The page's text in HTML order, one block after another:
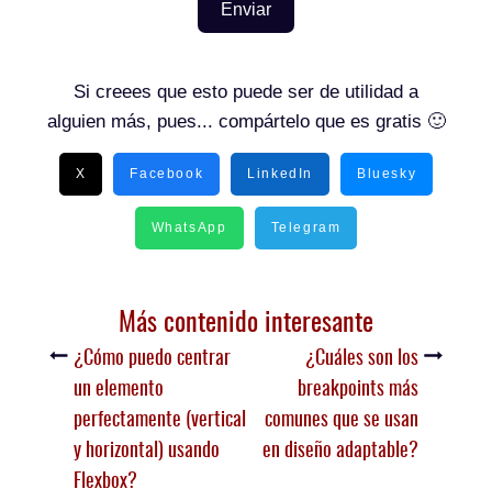
Enviar
Si creees que esto puede ser de utilidad a
alguien más, pues... compártelo que es gratis 🙂
X Facebook LinkedIn Bluesky
WhatsApp Telegram
Más contenido interesante
¿Cómo puedo centrar
un elemento
perfectamente (vertical
y horizontal) usando
Flexbox?
¿Cuáles son los
breakpoints más
comunes que se usan
en diseño adaptable?